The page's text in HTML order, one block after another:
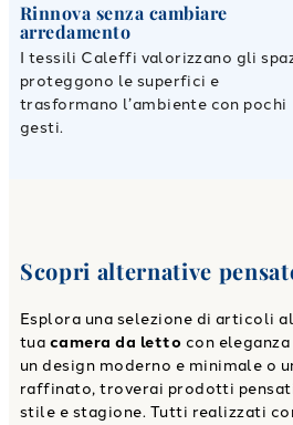
Rinnova senza cambiare
arredamento
I tessili Caleffi valorizzano gli
proteggono le superfici e
trasformano l’ambiente con pochi
gesti.
Scopri alternative
Esplora una selezione di articoli
tua camera da letto con
un design moderno e minimale o
raffinato, troverai prodotti
stile e stagione. Tutti realizzati